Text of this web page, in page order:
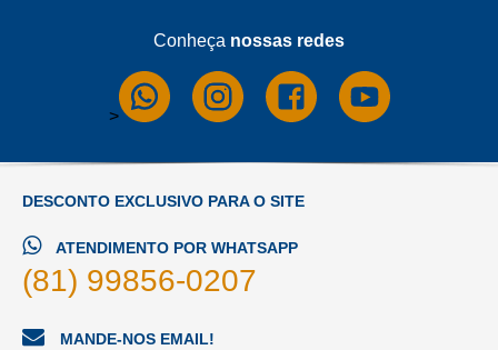
Conheça nossas redes
>
DESCONTO EXCLUSIVO PARA O SITE
ATENDIMENTO POR WHATSAPP
(81) 99856-0207
MANDE-NOS EMAIL!